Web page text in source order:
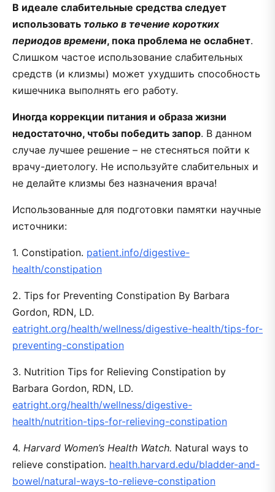
В идеале слабительные средства следует
использовать только в течение коротких
периодов времени, пока проблема не ослабнет.
Слишком частое использование слабительных
средств (и клизмы) может ухудшить способность
кишечника выполнять его работу.
Иногда коррекции питания и образа жизни
недостаточно, чтобы победить запор. В данном
случае лучшее решение – не стесняться пойти к
врачу-диетологу. Не используйте слабительных и
не делайте клизмы без назначения врача!
Использованные для подготовки памятки научные
источники:
1. Constipation. patient.info/digestive-
health/constipation
2. Tips for Preventing Constipation By Barbara
Gordon, RDN, LD.
eatright.org/health/wellness/digestive-health/tips-for-
preventing-constipation
3. Nutrition Tips for Relieving Constipation by
Barbara Gordon, RDN, LD.
eatright.org/health/wellness/digestive-
health/nutrition-tips-for-relieving-constipation
4. Harvard Women’s Health Watch. Natural ways to
relieve constipation. health.harvard.edu/bladder-and-
bowel/natural-ways-to-relieve-constipation